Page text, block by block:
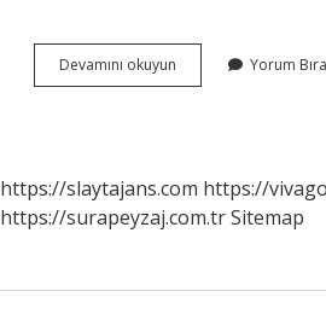
Devamını okuyun
Kaplı
Yorum
https://slaytajans.com https://
https://surapeyzaj.com.trSitemap